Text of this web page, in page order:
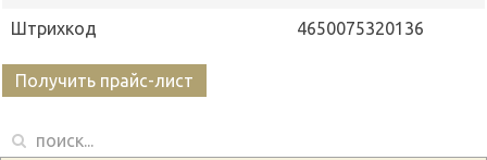
Штрихкод
4650075320136
Получить прайс-лист